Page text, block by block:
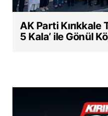
AK Parti Kırıkkale
5 Kala’ ile Gönül